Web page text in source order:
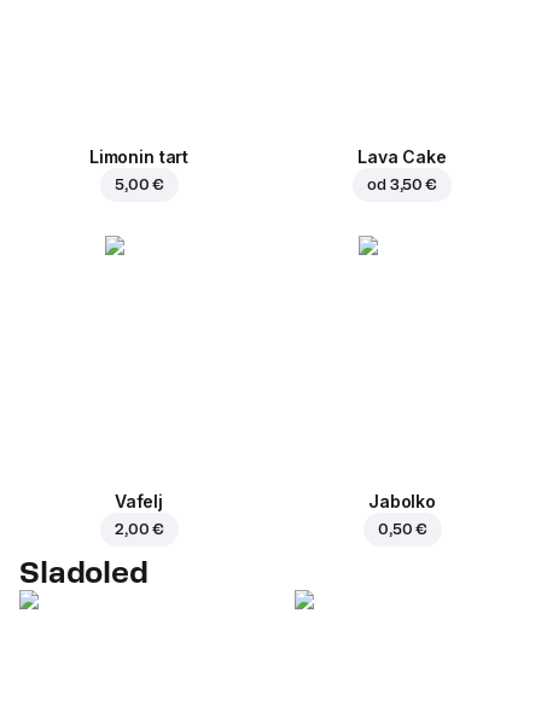
Limonin tart
5,00 €
Lava Cake
od 3,50 €
Vafelj
2,00 €
Jabolko
0,50 €
Sladoled